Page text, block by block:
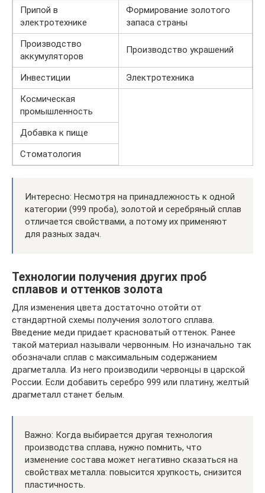
Припой в
электротехнике
Формирование золотого
запаса страны
Производство
аккумуляторов
Производство украшений
Инвестиции
Электротехника
Космическая
промышленность
Добавка к пище
Стоматология
Интересно: Несмотря на принадлежность к одной
категории (999 проба), золотой и серебряный сплав
отличается свойствами, а потому их применяют
для разных задач.
Технологии получения других проб
сплавов и оттенков золота
Для изменения цвета достаточно отойти от
стандартной схемы получения золотого сплава.
Введение меди придает красноватый оттенок. Ранее
такой материал называли червонным. Но изначально так
обозначали сплав с максимальным содержанием
драгметалла. Из него производили червонцы в царской
России. Если добавить серебро 999 или платину, желтый
драгметалл станет белым.
Важно: Когда выбирается другая технология
производства сплава, нужно помнить, что
изменение состава может негативно сказаться на
свойствах металла: повысится хрупкость, снизится
пластичность.